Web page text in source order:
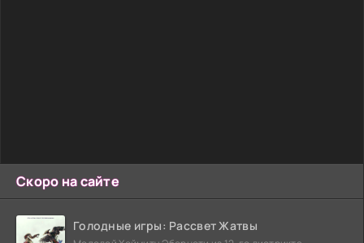
Скоро на сайте
Голодные игры: Рассвет Жатвы